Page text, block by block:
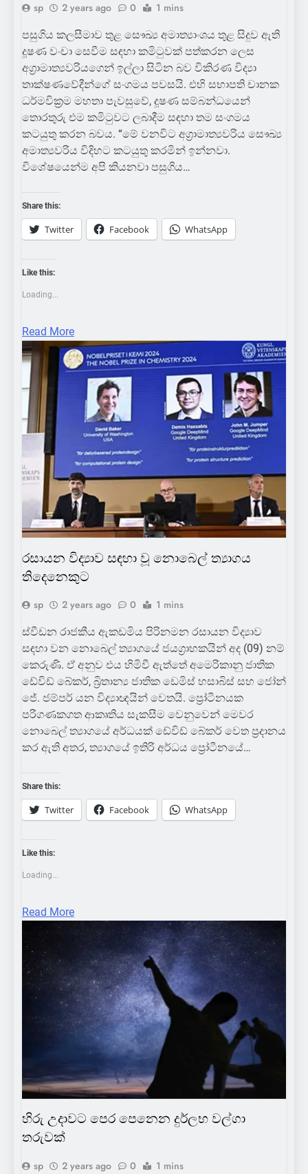
sp 2 years ago 0 1 mins
පසුගිය කලසීමාව තුළ සෞඛ්‍ය අමාත්‍යාංශය තුළ සිදුව ඇති
දූෂණ වංචා සෙවීම සඳහා කමිටුවක් පත්කරන ලෙස
අග්‍රාමාත්‍යවරියගෙන් ඉල්ලා සිටින බව විකිරණ විද්‍යා
තාක්ෂණවේදීන්ගේ සංගමය පවසයි. එහි සභාපති චානක
ධර්මවික්‍රම මහතා පැවසුවේ, දූෂණ සම්බන්ධයෙන්
තොරතුරු එම කමිටුවට ලබාදීම සඳහා තම සංගමය
කටයුතු කරන බවය. “මේ වනවිට අග්‍රාමාත්‍යවරිය සෞඛ්‍ය
අමාත්‍යවරිය විදිහට කටයුතු කරමින් ඉන්නවා.
විශේෂයෙන්ම අපි කියනවා පසුගිය…
Share this:
Twitter Facebook WhatsApp
Like this:
Loading...
Read More
COLOMBOBUZZ FEATURENEWS
HOT NEWS
SCIENCE
WORLD
රසායන විද්‍යාව සඳහා වූ නොබෙල් ත්‍යාගය
තිදෙනෙකුට
sp 2 years ago 0 1 mins
ස්වීඩන රාජකීය ඇකඩමිය පිරිනමන රසායන විද්‍යාව
සඳහා වන නොබෙල් ත්‍යාගයේ ජයග්‍රාහකයින් අද (09) නම්
කෙරුණි. ඒ අනුව එය හිමිවී ඇත්තේ අමෙරිකානු ජාතික
ඩේවිඩ් බේකර්, බ්‍රිතාන්‍ය ජාතික ඩෙමිස් හසාබිස් සහ ජෝන්
ජේ. ජම්පර් යන විද්‍යාඥයින් වෙතයි. ප්‍රෝටීනයක
පරිගණකගත ආකෘතිය සැකසීම වෙනුවෙන් මෙවර
නොබෙල් ත්‍යාගයේ අර්ධයක් ඩේවිඩ් බේකර් වෙත ප්‍රදානය
කර ඇති අතර, ත්‍යාගයේ ඉතිරි අර්ධය ප්‍රෝටීනයේ…
Share this:
Twitter Facebook WhatsApp
Like this:
Loading...
Read More
COLOMBOBUZZ HOT NEWS LOCAL SCIENCE
හිරු උදාවට පෙර පෙනෙන දුර්ලභ වල්ගා
තරුවක්
sp 2 years ago 0 1 mins